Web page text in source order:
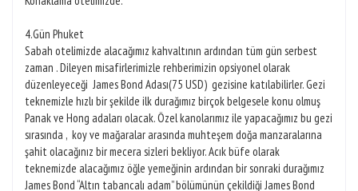
4.Gün Phuket
Sabah otelimizde alacağımız kahvaltının ardından tüm gün serbest
zaman . Dileyen misafirlerimizle rehberimizin opsiyonel olarak
düzenleyeceği James Bond Adası(75 USD) gezisine katılabilirler. Gezi
teknemizle hızlı bir şekilde ilk durağımız birçok belgesele konu olmuş
Panak ve Hong adaları olacak. Özel kanolarımız ile yapacağımız bu gezi
sırasında , koy ve mağaralar arasında muhteşem doğa manzaralarına
şahit olacağınız bir mecera sizleri bekliyor. Acık büfe olarak
teknemizde alacağımız öğle yemeğinin ardından bir sonraki durağımız
James Bond “Altın tabancalı adam” bölümünün çekildiği James Bond